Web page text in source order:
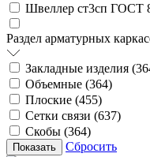
Швеллер ст3сп ГОСТ
Раздел арматурных
Закладные изделия (
Объемные (364)
Плоские (455)
Сетки связи (637)
Скобы (364)
Сбросить